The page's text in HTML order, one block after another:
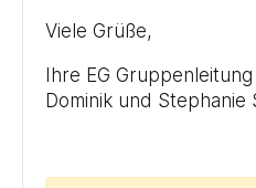
Viele Grüße,
Ihre EG Gruppenleitung
Dominik und Stephanie